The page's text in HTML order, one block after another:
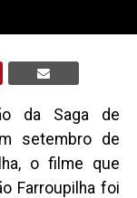
da Saga de
setembro de
o filme que
Farroupilha foi